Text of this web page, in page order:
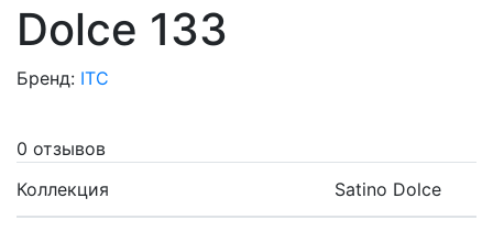
Dolce 133
Бренд: ITC
0 отзывов
Коллекция
Satino Dolce